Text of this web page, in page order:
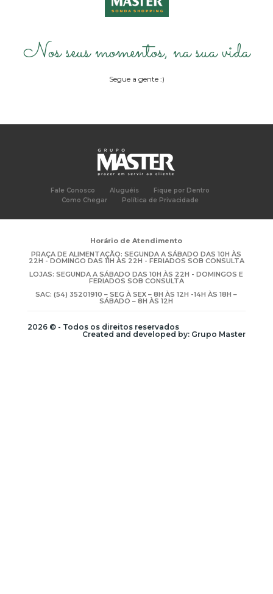
Nos seus momentos, na sua vida
Segue a gente :)
Fale Conosco Aluguéis
Fique por Dentro
Como Chegar
Política de Privacidade
Horário de Atendimento
PRAÇA DE ALIMENTAÇÃO: SEGUNDA A SÁBADO DAS 10H ÀS
22H - DOMINGO DAS 11H ÀS 22H - FERIADOS SOB CONSULTA
LOJAS: SEGUNDA A SÁBADO DAS 10H ÀS 22H - DOMINGOS E
FERIADOS SOB CONSULTA
SAC: (54) 35201910 – SEG À SEX – 8H ÀS 12H -14H ÀS 18H –
SÁBADO – 8H ÀS 12H
2026 © - Todos os direitos reservados
Created and developed by: Grupo Master